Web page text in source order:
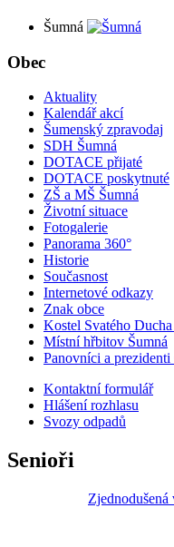
Šumná
Obec
Aktuality
Kalendář akcí
Šumenský zpravodaj
SDH Šumná
DOTACE přijaté
DOTACE poskytnuté
ZŠ a MŠ Šumná
Životní situace
Fotogalerie
Panorama 360°
Historie
Současnost
Internetové odkazy
Znak obce
Kostel Svatého
Místní hřbitov Šumná
Panovníci a
Kontaktní formulář
Hlášení rozhlasu
Svozy odpadů
Senioři
Zjednodušená